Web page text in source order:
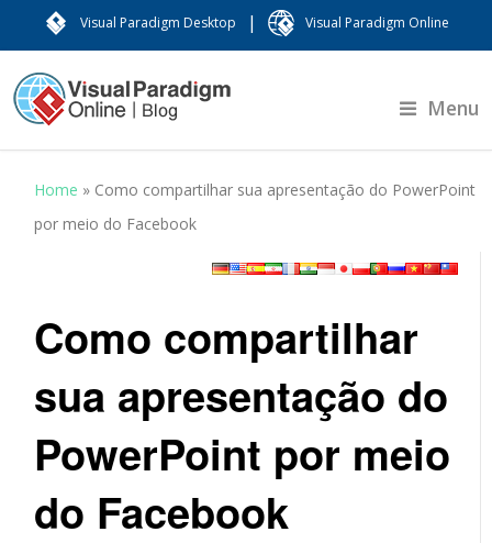
Visual Paradigm Desktop | Visual Paradigm Online
Menu
Home » Como compartilhar sua apresentação do PowerPoint
por meio do Facebook
Como compartilhar
sua apresentação do
PowerPoint por meio
do Facebook